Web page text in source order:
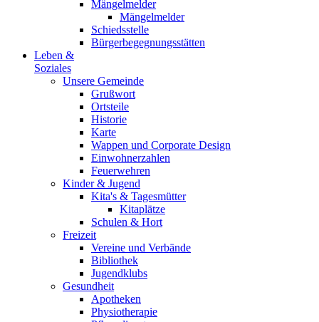
Mängelmelder
Mängelmelder
Schiedsstelle
Bürgerbegegnungsstätten
Leben &
Soziales
Unsere Gemeinde
Grußwort
Ortsteile
Historie
Karte
Wappen und Corporate Design
Einwohnerzahlen
Feuerwehren
Kinder & Jugend
Kita's & Tagesmütter
Kitaplätze
Schulen & Hort
Freizeit
Vereine und Verbände
Bibliothek
Jugendklubs
Gesundheit
Apotheken
Physiotherapie